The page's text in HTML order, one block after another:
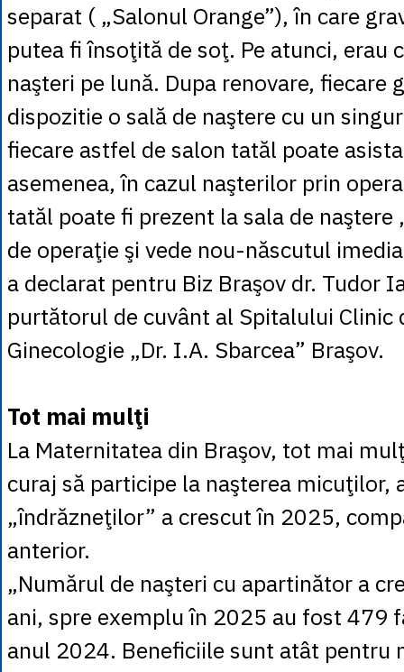
separat ( „Salonul Orange”), în care
putea fi însoţită de soţ. Pe atunci, erau
naşteri pe lună. Dupa renovare, fiecare
dispozitie o sală de naştere cu un
fiecare astfel de salon tatăl poate
asemenea, în cazul naşterilor prin
tatăl poate fi prezent la sala de naştere
de operaţie şi vede nou-născutul
a declarat pentru Biz Braşov dr. Tudor
purtătorul de cuvânt al Spitalului Clinic
Ginecologie „Dr. I.A. Sbarcea” Braşov.
Tot mai mulţi
La Maternitatea din Braşov, tot mai
curaj să participe la naşterea micuţilor,
„îndrăzneţilor” a crescut în 2025,
anterior.
„Numărul de naşteri cu apartinător a
ani, spre exemplu în 2025 au fost 479
anul 2024. Beneficiile sunt atât pentru